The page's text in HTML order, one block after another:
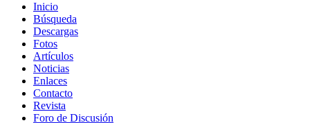
Inicio
Búsqueda
Descargas
Fotos
Artículos
Noticias
Enlaces
Contacto
Revista
Foro de Discusión